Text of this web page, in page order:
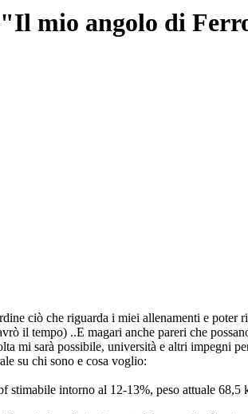
mio angolo di
ciò che riguarda i miei allenamenti e poter
il tempo) ..E magari anche pareri che
mi sarà possibile, università e altri impegni
su chi sono e cosa voglio:
stimabile intorno al 12-13%, peso attuale